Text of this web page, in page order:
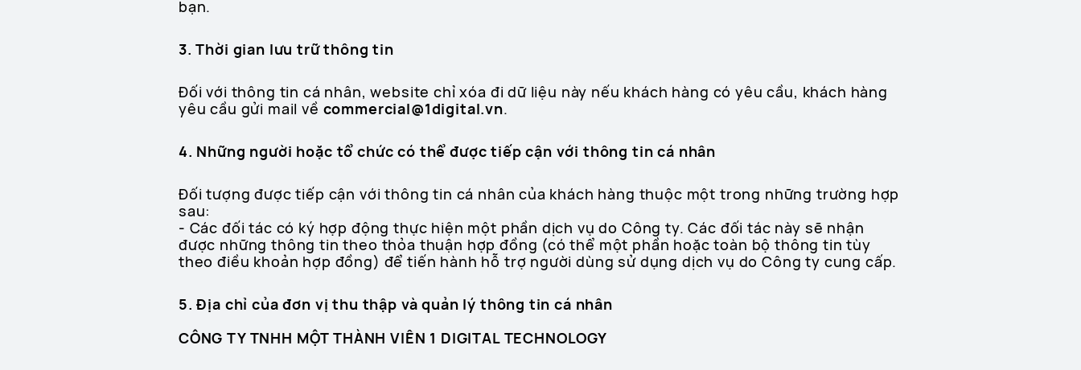
bạn.
3. Thời gian lưu trữ thông tin
Đối với thông tin cá nhân, website chỉ xóa đi dữ liệu này nếu khách hàng có yêu cầu, khách hàng
yêu cầu gửi mail về commercial@1digital.vn.
4. Những người hoặc tổ chức có thể được tiếp cận với thông tin cá nhân
Đối tượng được tiếp cận với thông tin cá nhân của khách hàng thuộc một trong những trường hợp
sau:
- Các đối tác có ký hợp động thực hiện một phần dịch vụ do Công ty. Các đối tác này sẽ nhận
được những thông tin theo thỏa thuận hợp đồng (có thể một phần hoặc toàn bộ thông tin tùy
theo điều khoản hợp đồng) để tiến hành hỗ trợ người dùng sử dụng dịch vụ do Công ty cung cấp.
5. Địa chỉ của đơn vị thu thập và quản lý thông tin cá nhân
CÔNG TY TNHH MỘT THÀNH VIÊN 1 DIGITAL TECHNOLOGY